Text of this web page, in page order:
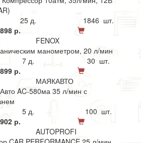
25 д.
1846 шт.
р.
FENOX
манометром, 20 л/мин
7 д.
30 шт.
р.
МАЯКАВТО
AC-580ма 35 л/мин с
5 д.
100 шт.
р.
AUTOPROFI